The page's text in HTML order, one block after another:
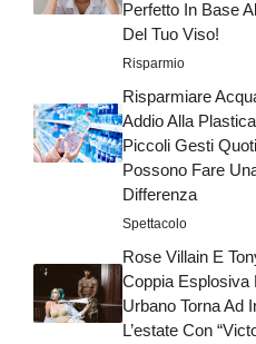
Perfetto In Base
Del Tuo Viso!
Risparmio
Risparmiare
Addio Alla
Piccoli Gesti
Possono Fare
Differenza
Spettacolo
Rose Villain E
Coppia Esplosiva
Urbano Torna Ad
L’estate Con